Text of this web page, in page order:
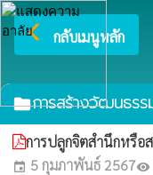
arrow_back_ios กลับเมนูหลัก
folderการสร้างวัฒนธร
การปลูกจิตสำนึกหรือ
event 5 กุมภาพันธ์ 2567visibility